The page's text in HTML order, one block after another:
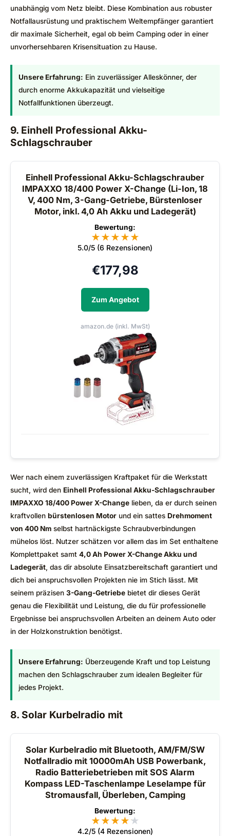
unabhängig vom Netz bleibt. Diese Kombination aus robuster
Notfallausrüstung und praktischem Weltempfänger garantiert
dir maximale Sicherheit, egal ob beim Camping oder in einer
unvorhersehbaren Krisensituation zu Hause.
Unsere Erfahrung: Ein zuverlässiger Alleskönner, der
durch enorme Akkukapazität und vielseitige
Notfallfunktionen überzeugt.
9. Einhell Professional Akku-
Schlagschrauber
Einhell Professional Akku-Schlagschrauber
IMPAXXO 18/400 Power X-Change (Li-Ion, 18
V, 400 Nm, 3-Gang-Getriebe, Bürstenloser
Motor, inkl. 4,0 Ah Akku und Ladegerät)
Bewertung:
★★★★★
5.0/5 (6 Rezensionen)
€177,98
Zum Angebot
amazon.de (inkl. MwSt)
Wer nach einem zuverlässigen Kraftpaket für die Werkstatt
sucht, wird den Einhell Professional Akku-Schlagschrauber
IMPAXXO 18/400 Power X-Change lieben, da er durch seinen
kraftvollen bürstenlosen Motor und ein sattes Drehmoment
von 400 Nm selbst hartnäckigste Schraubverbindungen
mühelos löst. Nutzer schätzen vor allem das im Set enthaltene
Komplettpaket samt 4,0 Ah Power X-Change Akku und
Ladegerät , das dir absolute Einsatzbereitschaft garantiert und
dich bei anspruchsvollen Projekten nie im Stich lässt. Mit
seinem präzisen 3-Gang-Getriebe bietet dir dieses Gerät
genau die Flexibilität und Leistung, die du für professionelle
Ergebnisse bei anspruchsvollen Arbeiten an deinem Auto oder
in der Holzkonstruktion benötigst.
Unsere Erfahrung: Überzeugende Kraft und top Leistung
machen den Schlagschrauber zum idealen Begleiter für
jedes Projekt.
8. Solar Kurbelradio mit
Solar Kurbelradio mit Bluetooth, AM/FM/SW
Notfallradio mit 10000mAh USB Powerbank,
Radio Batteriebetrieben mit SOS Alarm
Kompass LED-Taschenlampe Leselampe für
Stromausfall, Überleben, Camping
Bewertung:
★★★★★
★
4.2/5 (4 Rezensionen)